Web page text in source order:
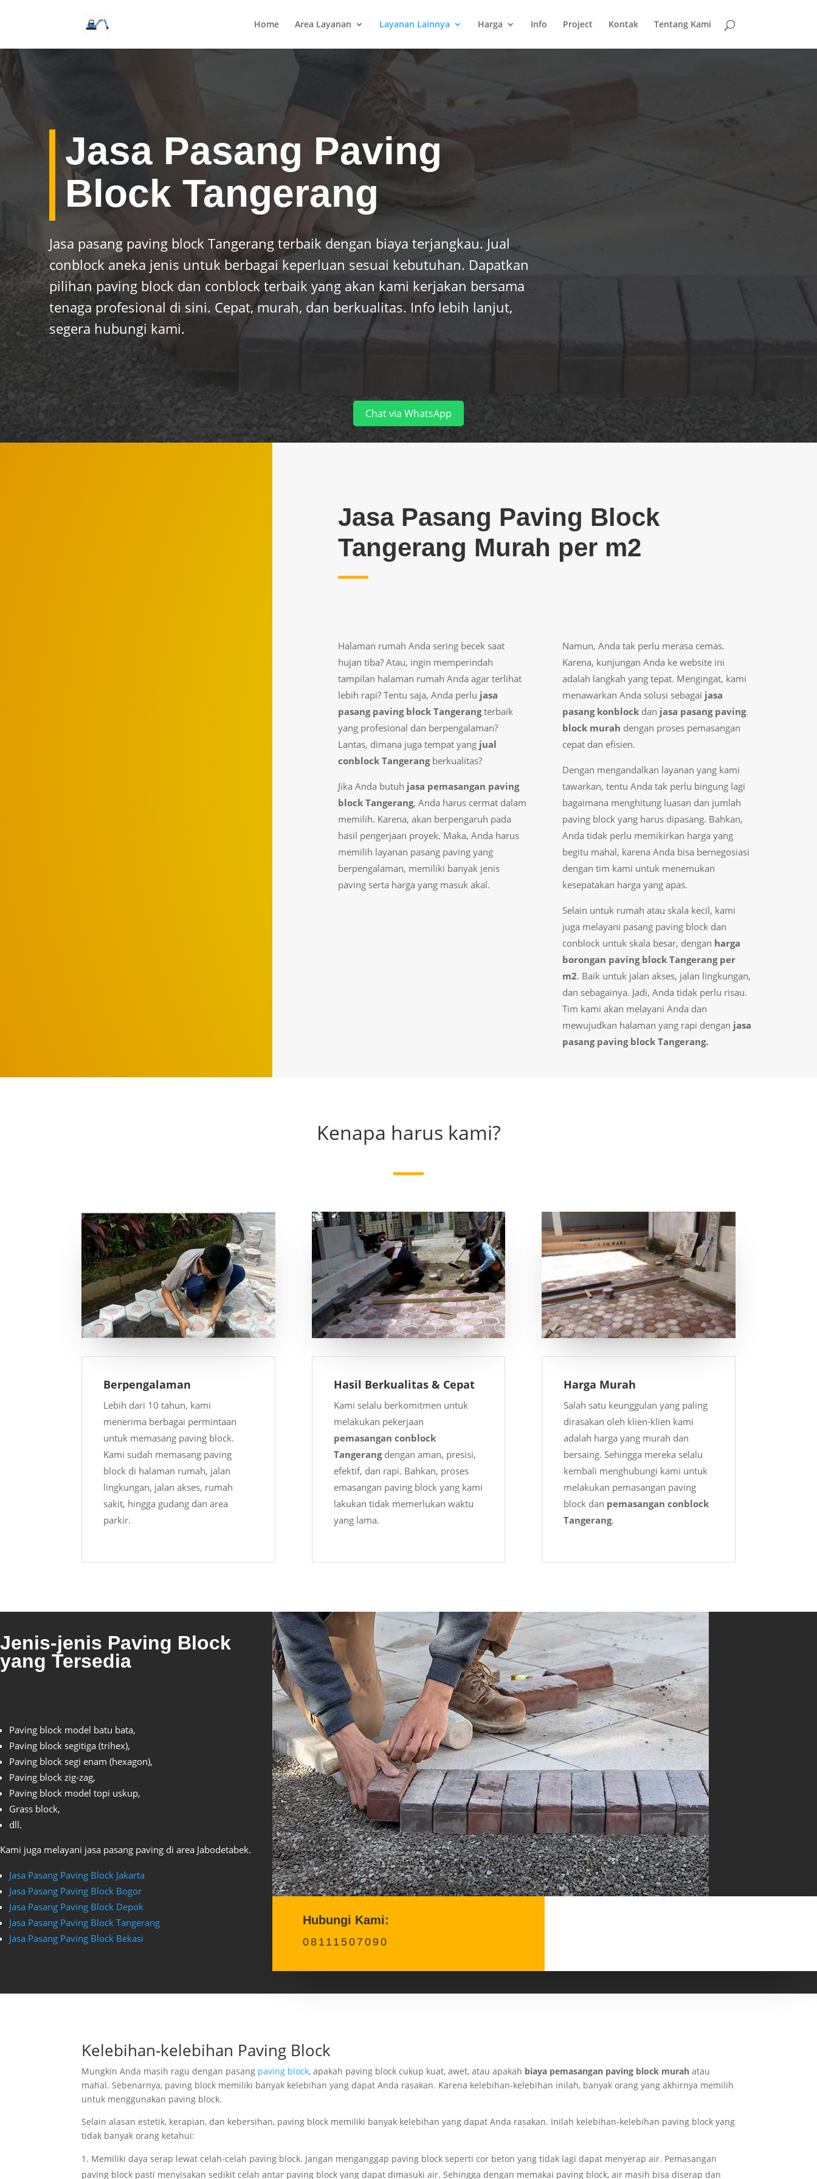
Home Area Layanan Layanan Lainnya Harga Info Project Kontak Tentang Kami
Jasa Pasang Paving
Block Tangerang
Jasa pasang paving block Tangerang terbaik dengan biaya terjangkau. Jual
conblock aneka jenis untuk berbagai keperluan sesuai kebutuhan. Dapatkan
pilihan paving block dan conblock terbaik yang akan kami kerjakan bersama
tenaga profesional di sini. Cepat, murah, dan berkualitas. Info lebih lanjut,
segera hubungi kami.
Chat via WhatsApp
Jasa Pasang Paving Block
Tangerang Murah per m2
Halaman rumah Anda sering becek saat
hujan tiba? Atau, ingin memperindah
tampilan halaman rumah Anda agar terlihat
lebih rapi? Tentu saja, Anda perlu jasa
pasang paving block Tangerangterbaik
yang profesional dan berpengalaman?
Lantas, dimana juga tempat yang jual
conblock Tangerang berkualitas?
Jika Anda butuh jasa pemasangan paving
block Tangerang, Anda harus cermat dalam
memilih. Karena, akan berpengaruh pada
hasil pengerjaan proyek. Maka, Anda harus
memilih layanan pasang paving yang
berpengalaman, memiliki banyak jenis
paving serta harga yang masuk akal.
Namun, Anda tak perlu merasa cemas.
Karena, kunjungan Anda ke website ini
adalah langkah yang tepat. Mengingat, kami
menawarkan Anda solusi sebagai jasa
pasang konblockdan jasa pasang paving
block murah dengan proses pemasangan
cepat dan efisien.
Dengan mengandalkan layanan yang kami
tawarkan, tentu Anda tak perlu bingung lagi
bagaimana menghitung luasan dan jumlah
paving block yang harus dipasang. Bahkan,
Anda tidak perlu memikirkan harga yang
begitu mahal, karena Anda bisa bernegosiasi
dengan tim kami untuk menemukan
kesepatakan harga yang apas.
Selain untuk rumah atau skala kecil, kami
juga melayani pasang paving block dan
conblock untuk skala besar, dengan harga
borongan paving block Tangerang per
m2. Baik untuk jalan akses, jalan lingkungan,
dan sebagainya. Jadi, Anda tidak perlu risau.
Tim kami akan melayani Anda dan
mewujudkan halaman yang rapi dengan jasa
pasang paving block Tangerang.
Kenapa harus kami?
Berpengalaman
Lebih dari 10 tahun, kami
menerima berbagai permintaan
untuk memasang paving block.
Kami sudah memasang paving
block di halaman rumah, jalan
lingkungan, jalan akses, rumah
sakit, hingga gudang dan area
parkir.
Hasil Berkualitas & Cepat
Kami selalu berkomitmen untuk
melakukan pekerjaan
pemasangan conblock
Tangerang dengan aman, presisi,
efektif, dan rapi. Bahkan, proses
emasangan paving block yang kami
lakukan tidak memerlukan waktu
yang lama.
Harga Murah
Salah satu keunggulan yang paling
dirasakan oleh klien-klien kami
adalah harga yang murah dan
bersaing. Sehingga mereka selalu
kembali menghubungi kami untuk
melakukan pemasangan paving
block dan pemasangan conblock
Tangerang.
Jenis-jenis Paving Block
yang Tersedia
Paving block model batu bata,
Paving block segitiga (trihex),
Paving block segi enam (hexagon),
Paving block zig-zag,
Paving block model topi uskup,
Grass block,
dll.
Kami juga melayani jasa pasang paving di area Jabodetabek.
Jasa Pasang Paving Block Jakarta
Jasa Pasang Paving Block Bogor
Jasa Pasang Paving Block Depok
Jasa Pasang Paving Block Tangerang
Jasa Pasang Paving Block Bekasi
Hubungi Kami:
08111507090
Kelebihan-kelebihan Paving Block
Mungkin Anda masih ragu dengan pasang paving block, apakah paving block cukup kuat, awet, atau apakah biaya pemasangan paving block murah atau
mahal. Sebenarnya, paving block memiliki banyak kelebihan yang dapat Anda rasakan. Karena kelebihan-kelebihan inilah, banyak orang yang akhirnya memilih
untuk menggunakan paving block.
Selain alasan estetik, kerapian, dan kebersihan, paving block memiliki banyak kelebihan yang dapat Anda rasakan. Inilah kelebihan-kelebihan paving block yang
tidak banyak orang ketahui:
Memiliki daya serap lewat celah-celah paving block. Jangan menganggap paving block seperti cor beton yang tidak lagi dapat menyerap air. Pemasangan
paving block pasti menyisakan sedikit celah antar paving block yang dapat dimasuki air. Sehingga dengan memakai paving block, air masih bisa diserap dan